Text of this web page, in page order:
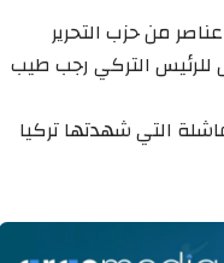
من حزب التحرير
للرئيس التركي رجب طيب
التي شهدتها تركيا